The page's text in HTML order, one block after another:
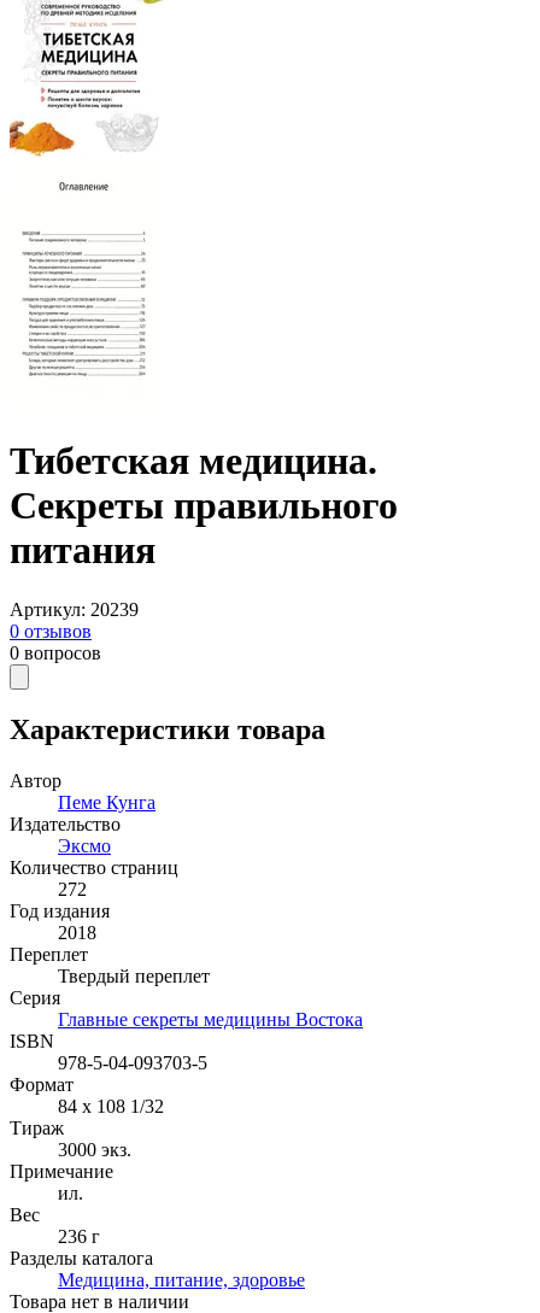
Тибетская медицина.
Секреты правильного
питания
Артикул: 20239
0 отзывов
0 вопросов
Характеристики товара
Автор
Пеме Кунга
Издательство
Эксмо
Количество страниц
272
Год издания
2018
Переплет
Твердый переплет
Серия
Главные секреты медицины Востока
ISBN
978-5-04-093703-5
Формат
84 x 108 1/32
Тираж
3000 экз.
Примечание
ил.
Вес
236 г
Разделы каталога
Медицина, питание, здоровье
Товара нет в наличии